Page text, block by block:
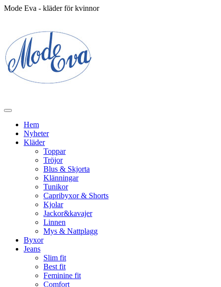
Mode Eva - kläder för kvinnor
Hem
Nyheter
Kläder
Toppar
Tröjor
Blus & Skjorta
Klänningar
Tunikor
Capribyxor & Shorts
Kjolar
Jackor&kavajer
Linnen
Mys & Nattplagg
Byxor
Jeans
Slim fit
Best fit
Feminine fit
Comfort